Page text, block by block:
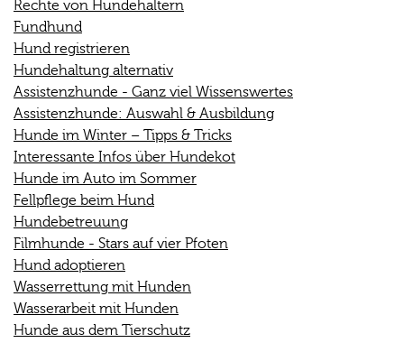
Rechte von Hundehaltern
Fundhund
Hund registrieren
Hundehaltung alternativ
Assistenzhunde - Ganz viel Wissenswertes
Assistenzhunde: Auswahl & Ausbildung
Hunde im Winter – Tipps & Tricks
Interessante Infos über Hundekot
Hunde im Auto im Sommer
Fellpflege beim Hund
Hundebetreuung
Filmhunde - Stars auf vier Pfoten
Hund adoptieren
Wasserrettung mit Hunden
Wasserarbeit mit Hunden
Hunde aus dem Tierschutz